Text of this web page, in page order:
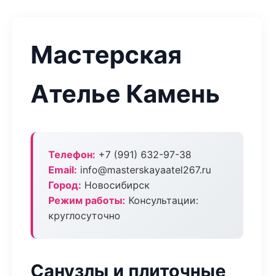
Мастерская
Ателье Камень
Телефон: +7 (991) 632-97-38
Email: info@masterskayaatel267.ru
Город: Новосибирск
Режим работы: Консультации:
круглосуточно
Санузлы и плиточные